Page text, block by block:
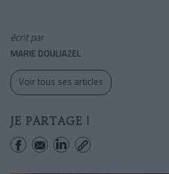
écrit par
MARIE DOULIAZEL
Voir tous ses articles
JE PARTAGE !